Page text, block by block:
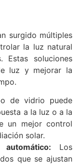
surgido múltiples
la luz natural
Estas soluciones
luz y mejorar la
de vidrio puede
a la luz o a la
un mejor control
solar.
Los
que se ajustan